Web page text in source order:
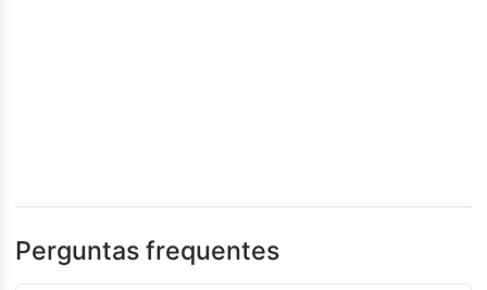
Perguntas frequentes